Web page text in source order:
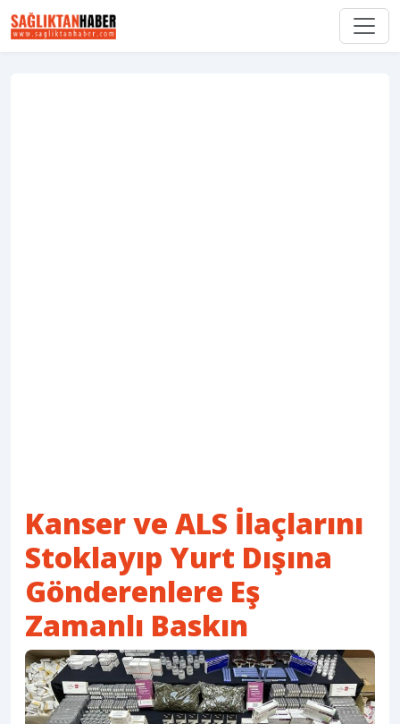
Kanser ve ALS İlaçlarını
Stoklayıp Yurt Dışına
Gönderenlere Eş
Zamanlı Baskın